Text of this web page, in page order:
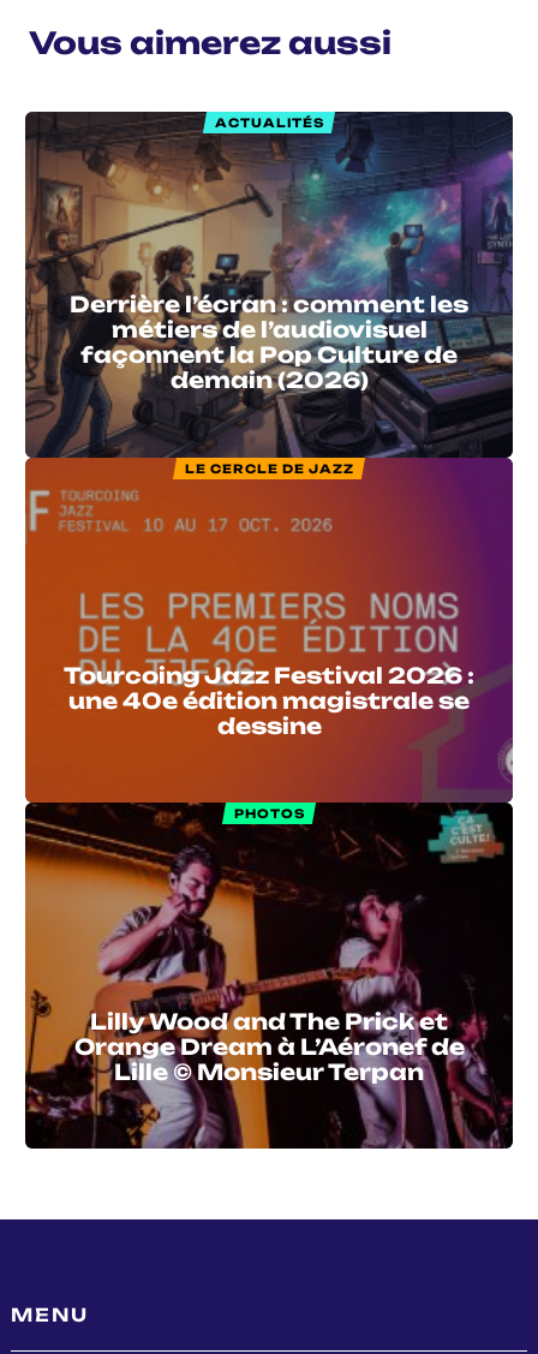
Vous aimerez aussi
ACTUALITÉS
Derrière l’écran : comment les
métiers de l’audiovisuel
façonnent la Pop Culture de
demain (2026)
LE CERCLE DE JAZZ
Tourcoing Jazz Festival 2026 :
une 40e édition magistrale se
dessine
PHOTOS
Lilly Wood and The Prick et
Orange Dream à L’Aéronef de
Lille © Monsieur Terpan
MENU